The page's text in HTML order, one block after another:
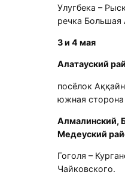
Улугбека –
речка Большая
3 и 4 мая
Алатауский
посёлок
южная
Алмалинский,
Медеуский
Гоголя –
Чайковского.